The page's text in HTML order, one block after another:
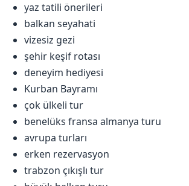
yaz tatili önerileri
balkan seyahati
vizesiz gezi
şehir keşif rotası
deneyim hediyesi
Kurban Bayramı
çok ülkeli tur
benelüks fransa almanya turu
avrupa turları
erken rezervasyon
trabzon çıkışlı tur